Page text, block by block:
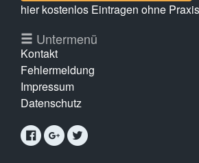
hier kostenlos Eintragen ohne
Untermenü
Kontakt
Fehlermeldung
Impressum
Datenschutz